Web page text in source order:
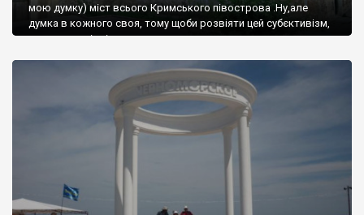
мою думку) міст всього Кримського півострова .Ну,але
думка в кожного своя, тому щоби розвіяти цей субєктивізм,
запрошую відвідати це